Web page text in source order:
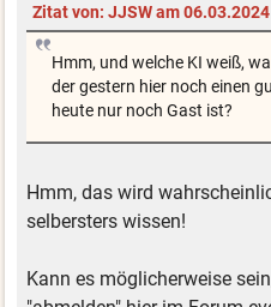
Zitat von: JJSW am
Hmm, und welche KI weiß,
der gestern hier noch einen
heute nur noch Gast ist?
Hmm, das wird
selbersters wissen!
Kann es möglicherweise